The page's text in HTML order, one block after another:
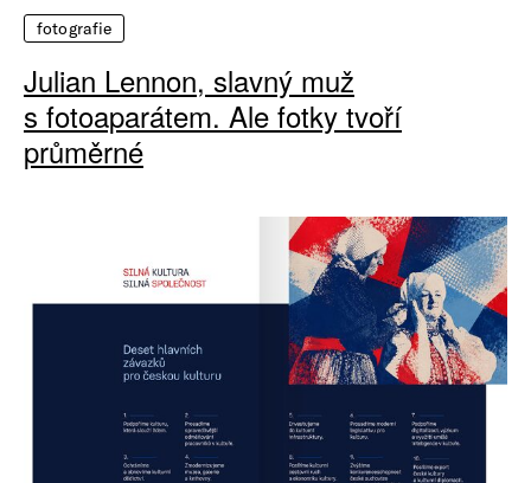
fotografie
Julian Lennon, slavný muž
s fotoaparátem. Ale fotky tvoří
průměrné